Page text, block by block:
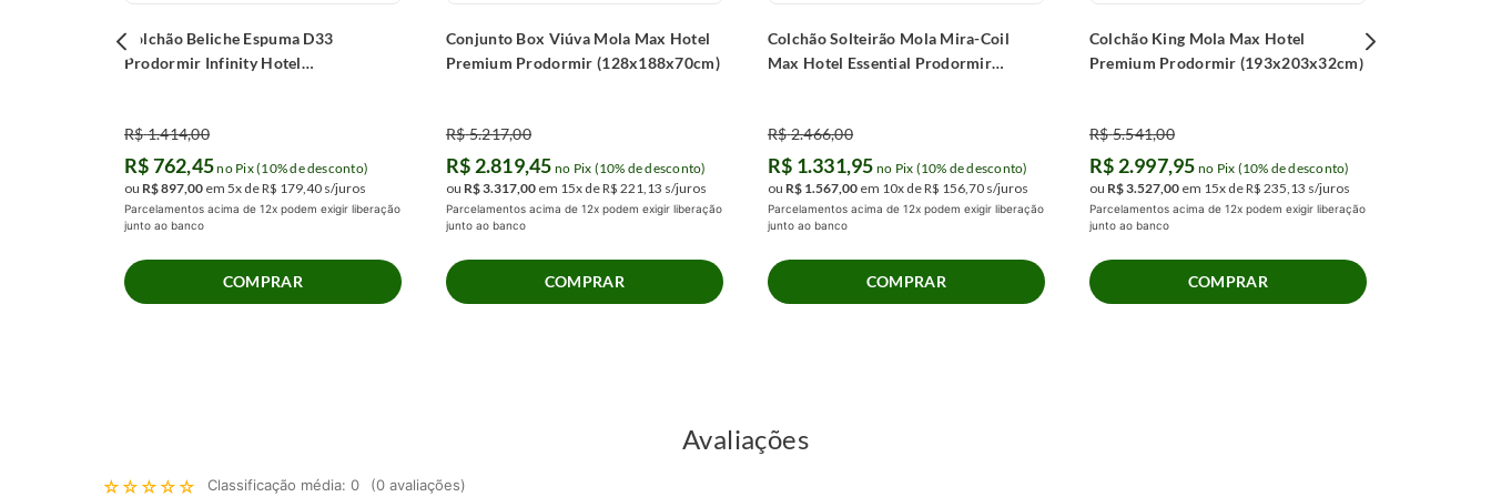
Colchão Beliche Espuma D33
Prodormir Infinity Hotel
R$1.414,00
R$762,45no Pix (10% de desconto)
ou R$897,00em 5x deR$ 179,40s/juros
Parcelamentos acima de 12x podem exigir liberação
junto ao banco
COMPRAR
Conjunto Box Viúva Mola Max Hotel
Premium Prodormir (128x188x70cm)
R$5.217,00
R$ 2.819,45 no Pix (10% de desconto)
ou R$3.317,00em 15x deR$ 221,13 s/juros
Parcelamentos acima de 12x podem exigir liberação
junto ao banco
COMPRAR
Colchão Solteirão Mola Mira-Coil
Max Hotel Essential Prodormir
R$2.466,00
R$ 1.331,95 no Pix (10% de desconto)
ou R$ 1.567,00em 10x deR$ 156,70s/juros
Parcelamentos acima de 12x podem exigir liberação
junto ao banco
COMPRAR
Colchão King Mola Max Hotel
Premium Prodormir (193x203x32cm)
R$5.541,00
R$ 2.997,95 no Pix (10% de desconto)
ou R$3.527,00em 15x deR$ 235,13 s/juros
Parcelamentos acima de 12x podem exigir liberação
junto ao banco
COMPRAR
Avaliações
☆ ☆ ☆ ☆ ☆ Classificação média: 0 (0 avaliações)